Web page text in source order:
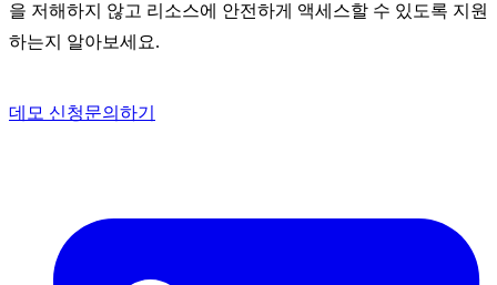
을 저해하지 않고 리소스에 안전하게 액세스할 수 있도록 지원
하는지 알아보세요.
데모 신청문의하기